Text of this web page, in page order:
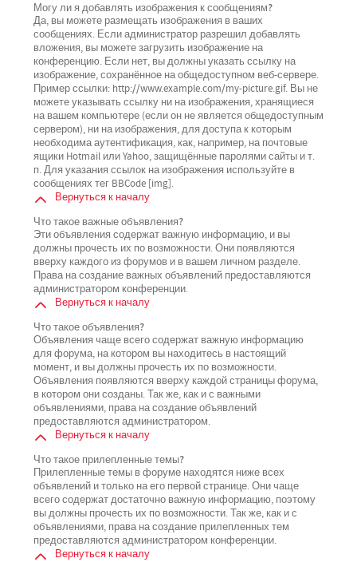
Могу ли я добавлять изображения к сообщениям?
Да, вы можете размещать изображения в ваших
сообщениях. Если администратор разрешил добавлять
вложения, вы можете загрузить изображение на
конференцию. Если нет, вы должны указать ссылку на
изображение, сохранённое на общедоступном веб-сервере.
Пример ссылки: http://www.example.com/my-picture.gif. Вы не
можете указывать ссылку ни на изображения, хранящиеся
на вашем компьютере (если он не является общедоступным
сервером), ни на изображения, для доступа к которым
необходима аутентификация, как, например, на почтовые
ящики Hotmail или Yahoo, защищённые паролями сайты и т.
п. Для указания ссылок на изображения используйте в
сообщениях тег BBCode [img].
Вернуться к началу
Что такое важные объявления?
Эти объявления содержат важную информацию, и вы
должны прочесть их по возможности. Они появляются
вверху каждого из форумов и в вашем личном разделе.
Права на создание важных объявлений предоставляются
администратором конференции.
Вернуться к началу
Что такое объявления?
Объявления чаще всего содержат важную информацию
для форума, на котором вы находитесь в настоящий
момент, и вы должны прочесть их по возможности.
Объявления появляются вверху каждой страницы форума,
в котором они созданы. Так же, как и с важными
объявлениями, права на создание объявлений
предоставляются администратором.
Вернуться к началу
Что такое прилепленные темы?
Прилепленные темы в форуме находятся ниже всех
объявлений и только на его первой странице. Они чаще
всего содержат достаточно важную информацию, поэтому
вы должны прочесть их по возможности. Так же, как и с
объявлениями, права на создание прилепленных тем
предоставляются администратором конференции.
Вернуться к началу